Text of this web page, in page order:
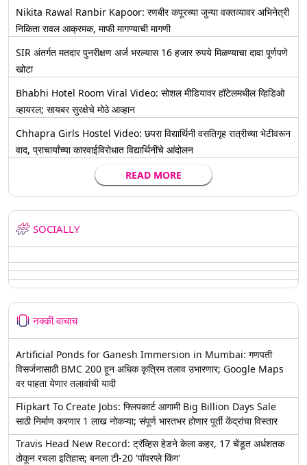
Nikita Rawal Ranbir Kapoor: रणबीर कपूरच्या जुन्या वक्तव्यावर अभिनेत्री
निकिता रावल आक्रमक, माफी मागण्याची मागणी
SIR अंतर्गत मतदार पुनरीक्षण अर्ज भरल्यास 16 हजार रुपये मिळण्याचा दावा पूर्णपणे
खोटा
Bhabhi Hotel Room Viral Video: सोशल मीडियावर हॉटेलमधील व्हिडिओ
व्हायरल; सायबर सुरक्षेचे मोठे आव्हान
Chhapra Girls Hostel Video: छपरा विद्यार्थिनी वसतिगृह रात्रीच्या भेटीवरून
वाद, प्राचार्यांच्या कारवाईविरोधात विद्यार्थिनींचे आंदोलन
READ MORE
SOCIALLY
नक्की वाचाच
Artificial Ponds for Ganesh Immersion in Mumbai: गणपती
विसर्जनासाठी BMC 200 हून अधिक कृत्रिम तलाव उभारणार; Google Maps
वर पाहता येणार तलावांची यादी
Flipkart To Create Jobs: फ्लिपकार्ट आगामी Big Billion Days Sale
साठी निर्माण करणार 1 लाख नोकऱ्या; संपूर्ण भारतभर होणार पूर्ती केंद्रांचा विस्तार
Travis Head New Record: ट्रॅव्हिस हेडने केला कहर, 17 चेंडूत अर्धशतक
ठोकून रचला इतिहास; बनला टी-20 'पॉवरप्ले किंग'